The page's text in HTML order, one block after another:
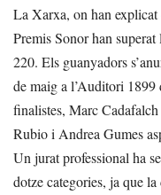
La Xarxa, on han explicat
Premis Sonor han
220. Els guanyadors
de maig a l’Auditori
finalistes, Marc
Rubio i Andrea Gumes
Un jurat professional ha
dotze categories, ja que